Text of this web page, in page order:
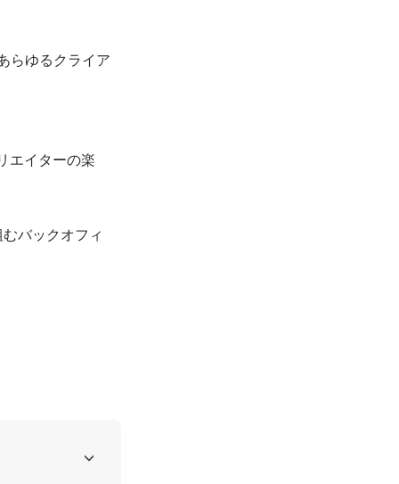
らゆるクライア
エイターの楽
バックオフィ